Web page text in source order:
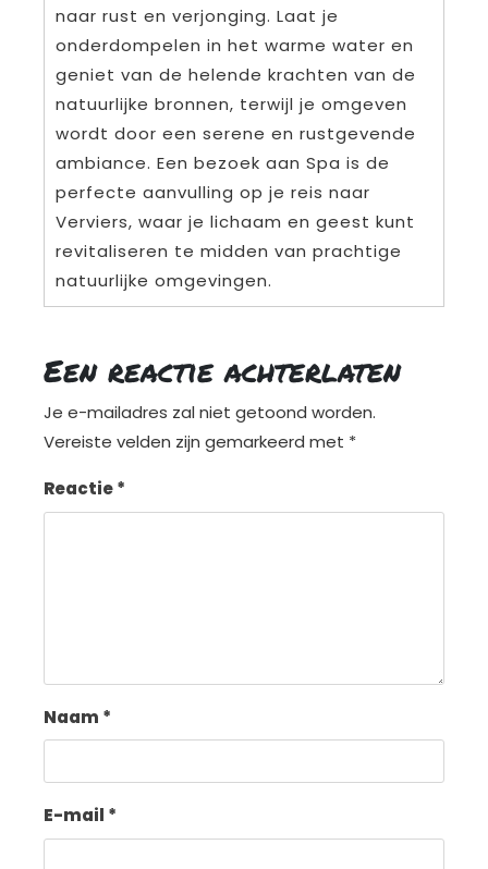
naar rust en verjonging. Laat je
onderdompelen in het warme water en
geniet van de helende krachten van de
natuurlijke bronnen, terwijl je omgeven
wordt door een serene en rustgevende
ambiance. Een bezoek aan Spa is de
perfecte aanvulling op je reis naar
Verviers, waar je lichaam en geest kunt
revitaliseren te midden van prachtige
natuurlijke omgevingen.
Een reactie achterlaten
Je e-mailadres zal niet getoond worden.
Vereiste velden zijn gemarkeerd met *
Reactie*
Naam *
E-mail *